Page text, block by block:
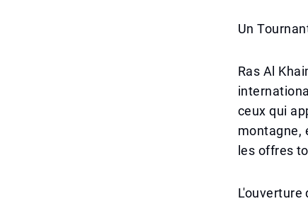
Un
Ras Al
ceux qui
montagne,
les offres